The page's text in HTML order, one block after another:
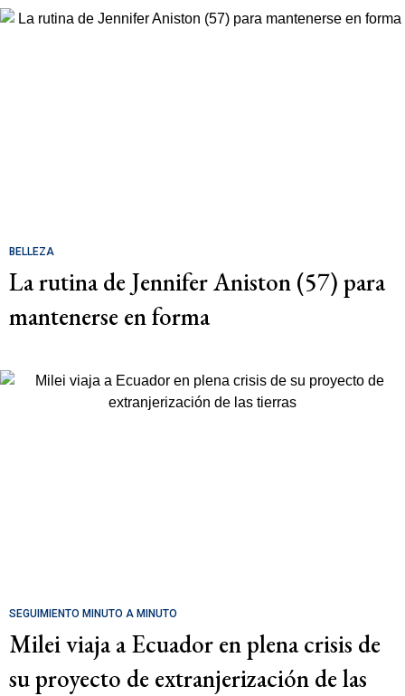
BELLEZA
La rutina de Jennifer Aniston (57) para
mantenerse en forma
SEGUIMIENTO MINUTO A MINUTO
Milei viaja a Ecuador en plena crisis de
su proyecto de extranjerización de las